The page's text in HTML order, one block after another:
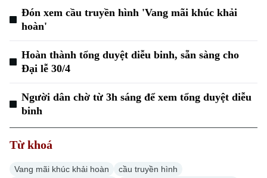
Đón xem cầu truyền hình 'Vang mãi khúc khải
hoàn'
Hoàn thành tổng duyệt diễu binh, sẵn sàng cho
Đại lễ 30/4
Người dân chờ từ 3h sáng để xem tổng duyệt diễu
binh
Từ khoá
Vang mãi khúc khải hoàn
cầu truyền hình